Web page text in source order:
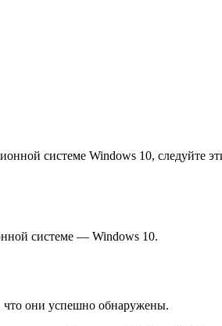
системе Windows 10, следуйте
системе — Windows 10.
что они успешно обнаружены.